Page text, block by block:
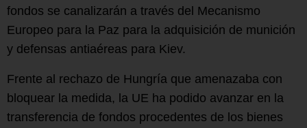
fondos se canalizarán a través del Mecanismo
Europeo para la Paz para la adquisición de munición
y defensas antiaéreas para Kiev.
Frente al rechazo de Hungría que amenazaba con
bloquear la medida, la UE ha podido avanzar en la
transferencia de fondos procedentes de los bienes